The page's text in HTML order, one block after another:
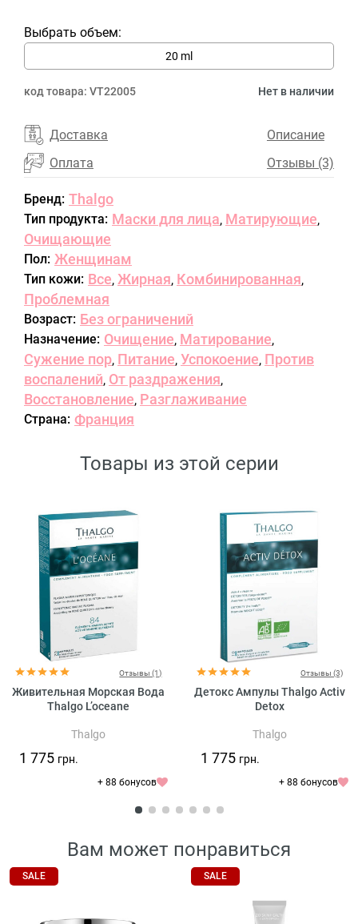
Выбрать объем:
20 ml
код товара: VT22005 Нет в наличии
Доставка
Оплата
Описание
Отзывы (3)
Бренд: Thalgo
Тип продукта: Маски для лица, Матирующие,
Очищающие
Пол: Женщинам
Тип кожи: Все, Жирная, Комбинированная,
Проблемная
Возраст: Без ограничений
Назначение: Очищение, Матирование,
Сужение пор, Питание, Успокоение, Против
воспалений, От раздражения,
Восстановление, Разглаживание
Страна: Франция
Товары из этой серии
Отзывы (1)
Живительная Морская Вода
Thalgo L’oceane
Thalgo
1 775 грн.
+ 88 бонусов
Отзывы (3)
Детокс Ампулы Thalgo Activ
Detox
Thalgo
1 775 грн.
+ 88 бонусов
Вам может понравиться
SALE SALE